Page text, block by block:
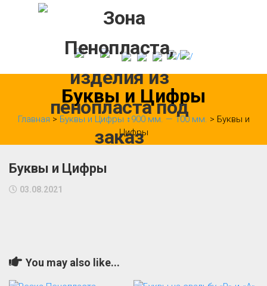
Буквы и Цифры
Главная > Буквы и Цифры ↕900 мм. — 100 мм. > Буквы и
Цифры
Буквы и Цифры
03.08.2021
You may also like...